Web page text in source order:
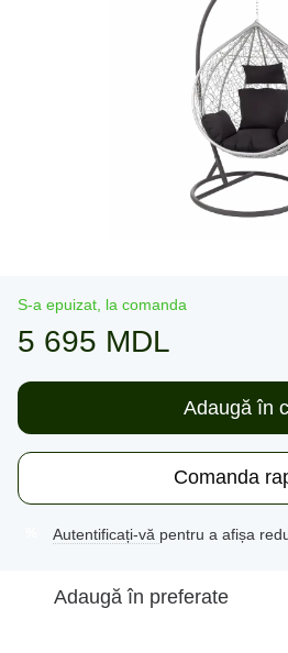
S-a epuizat, la comanda
5 695 MDL
Adaugă în
Comanda
Autentificați-vă pentru a afișa
Adaugă în preferate